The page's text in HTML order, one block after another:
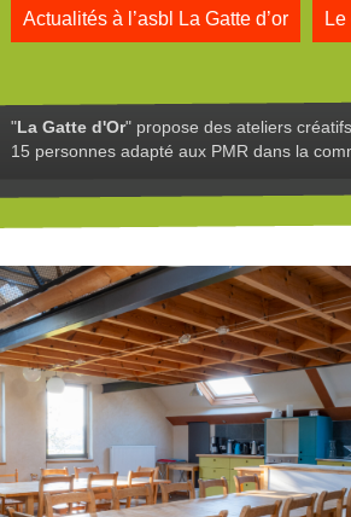
Actualités à l’asbl La Gatte d’or
"La Gatte d'Or" propose des ateliers
15 personnes adapté aux PMR dans la